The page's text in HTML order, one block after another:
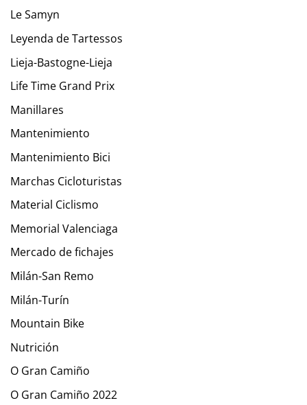
Le Samyn
Leyenda de Tartessos
Lieja-Bastogne-Lieja
Life Time Grand Prix
Manillares
Mantenimiento
Mantenimiento Bici
Marchas Cicloturistas
Material Ciclismo
Memorial Valenciaga
Mercado de fichajes
Milán-San Remo
Milán-Turín
Mountain Bike
Nutrición
O Gran Camiño
O Gran Camiño 2022